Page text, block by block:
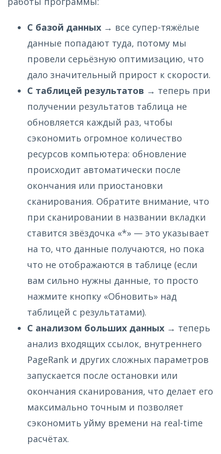
С базой данных → все супер-тяжёлые
данные попадают туда, потому мы
провели серьёзную оптимизацию, что
дало значительный прирост к скорости.
С таблицей результатов → теперь при
получении результатов таблица не
обновляется каждый раз, чтобы
сэкономить огромное количество
ресурсов компьютера: обновление
происходит автоматически после
окончания или приостановки
сканирования. Обратите внимание, что
при сканировании в названии вкладки
ставится звёздочка «*» — это указывает
на то, что данные получаются, но пока
что не отображаются в таблице (если
вам сильно нужны данные, то просто
нажмите кнопку «Обновить» над
таблицей с результатами).
С анализом больших данных → теперь
анализ входящих ссылок, внутреннего
PageRank и других сложных параметров
запускается после остановки или
окончания сканирования, что делает его
максимально точным и позволяет
сэкономить уйму времени на real-time
расчётах.